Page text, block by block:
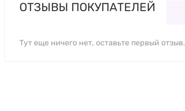
ОТЗЫВЫ ПОКУПАТЕЛЕЙ
Тут еще ничего нет, оставьте первый отзыв.